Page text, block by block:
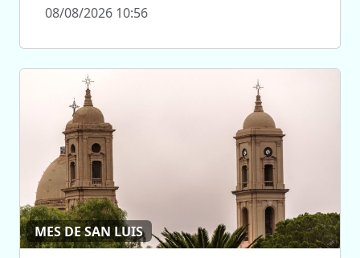
08/08/2026 10:56
MES DE SAN LUIS